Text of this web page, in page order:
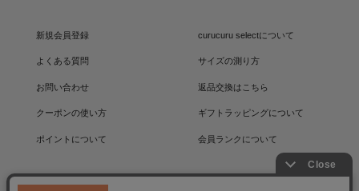
新規会員登録 curucuru selectについて
よくある質問 サイズの測り方
お問い合わせ 返品交換はこちら
クーポンの使い方 ギフトラッピングについて
ポイントについて 会員ランクについて